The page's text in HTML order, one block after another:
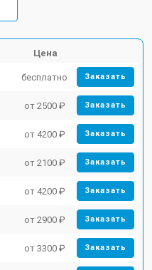
Цена
бесплатно Заказать
от 2500 ₽ Заказать
от 4200 ₽ Заказать
от 2100 ₽ Заказать
от 4200 ₽ Заказать
от 2900 ₽ Заказать
от 3300 ₽ Заказать